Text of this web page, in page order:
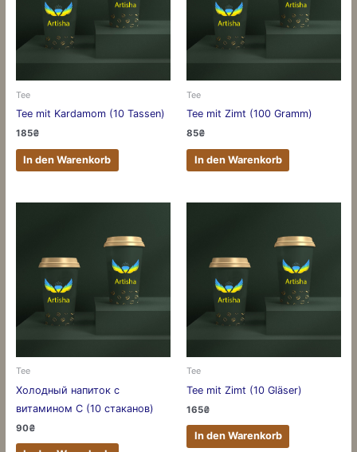
Tee
Tee mit Kardamom (10 Tassen)
185₴
In den Warenkorb
Tee
Tee mit Zimt (100 Gramm)
85₴
In den Warenkorb
Tee
Холодный напиток с
витамином С (10 стаканов)
90₴
Tee
Tee mit Zimt (10 Gläser)
165₴
In den Warenkorb